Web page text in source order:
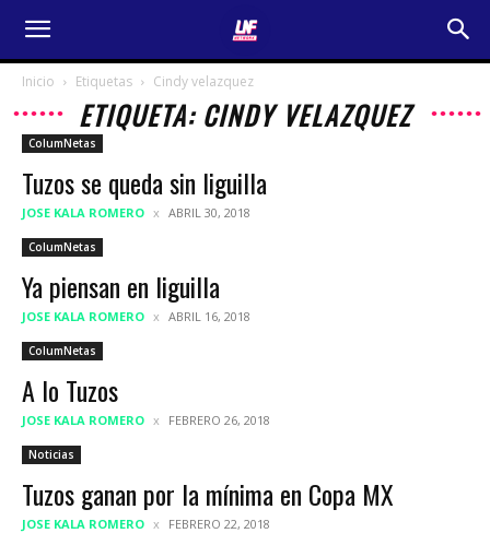
Inicio Etiquetas Cindy velazquez
ETIQUETA: CINDY VELAZQUEZ
ColumNetas
Tuzos se queda sin liguilla
JOSE KALA ROMERO ABRIL 30, 2018
ColumNetas
Ya piensan en liguilla
JOSE KALA ROMERO ABRIL 16, 2018
ColumNetas
A lo Tuzos
JOSE KALA ROMERO FEBRERO 26, 2018
Noticias
Tuzos ganan por la mínima en Copa MX
JOSE KALA ROMERO FEBRERO 22, 2018